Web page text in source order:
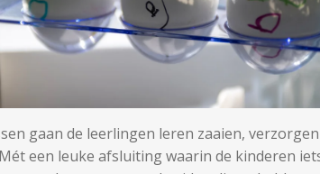
gaan de leerlingen leren zaaien,
een leuke afsluiting waarin de kinderen